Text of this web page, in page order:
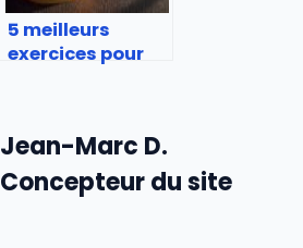
5 meilleurs
exercices pour
Jean-Marc D.
Concepteur du site